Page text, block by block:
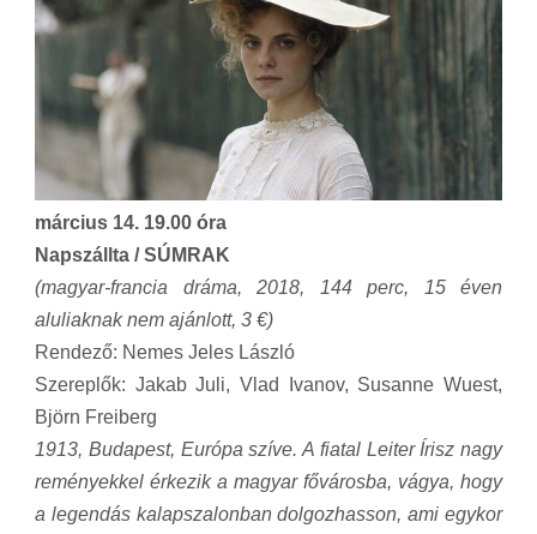
március 14. 19.00 óra
Napszállta / SÚMRAK
(magyar-francia dráma, 2018, 144 perc, 15 éven
aluliaknak nem ajánlott, 3 €)
Rendező: Nemes Jeles László
Szereplők: Jakab Juli, Vlad Ivanov, Susanne Wuest,
Björn Freiberg
1913, Budapest, Európa szíve. A fiatal Leiter Írisz nagy
reményekkel érkezik a magyar fővárosba, vágya, hogy
a legendás kalapszalonban dolgozhasson, ami egykor